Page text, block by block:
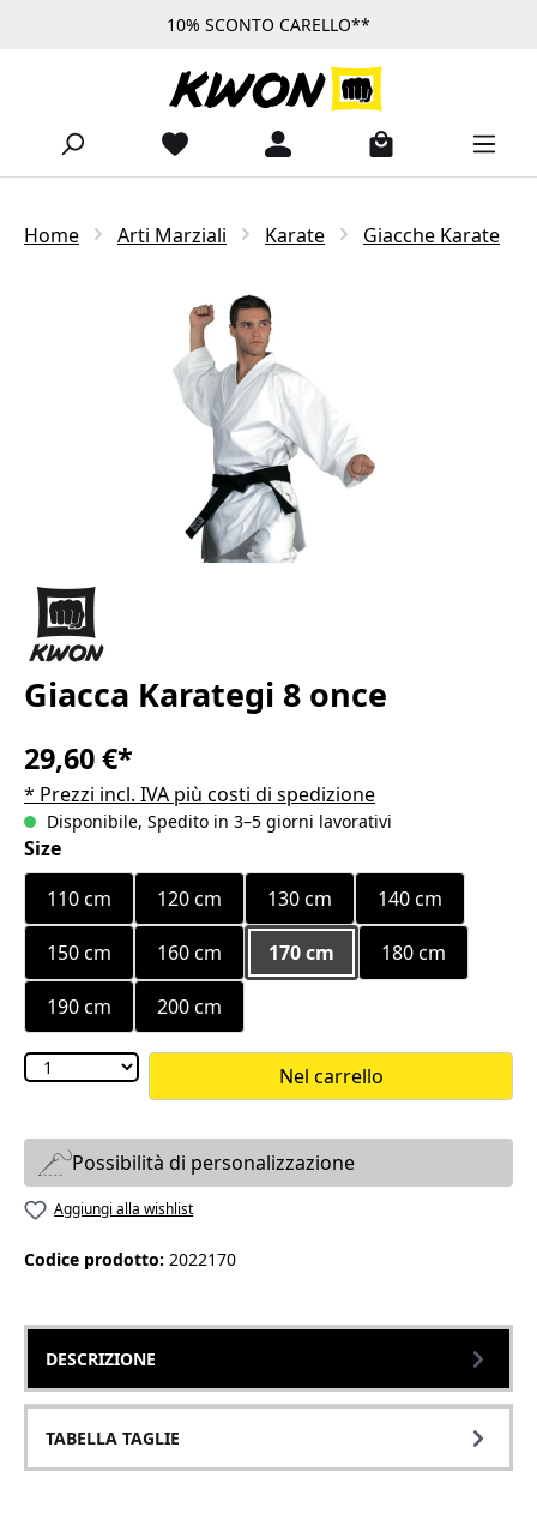
Passa al contenuto principale10% SCONTO CARELLO**
Home Arti Marziali Karate Giacche Karate
Salta la galleria di immagini
Giacca Karategi 8 once
29,60 €*
* Prezzi incl. IVA più costi di spedizione
Disponibile, Spedito in 3–5 giorni lavorativi
Seleziona
Size
110 cm
120 cm 130 cm 140 cm
150 cm 160 cm 170 cm 180 cm
190 cm 200 cm
Nel carrello
Possibilità di personalizzazione
Aggiungi alla wishlist
Codice prodotto: 2022170
DESCRIZIONE
TABELLA TAGLIE